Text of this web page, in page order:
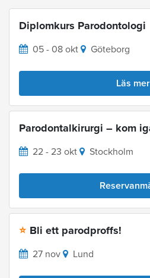
Diplomkurs Parodontologi
05 - 08 okt Göteborg
Läs mer
Parodontalkirurgi – kom
22 - 23 okt Stockholm
⭐ Bli ett parodproffs!
27 nov Lund